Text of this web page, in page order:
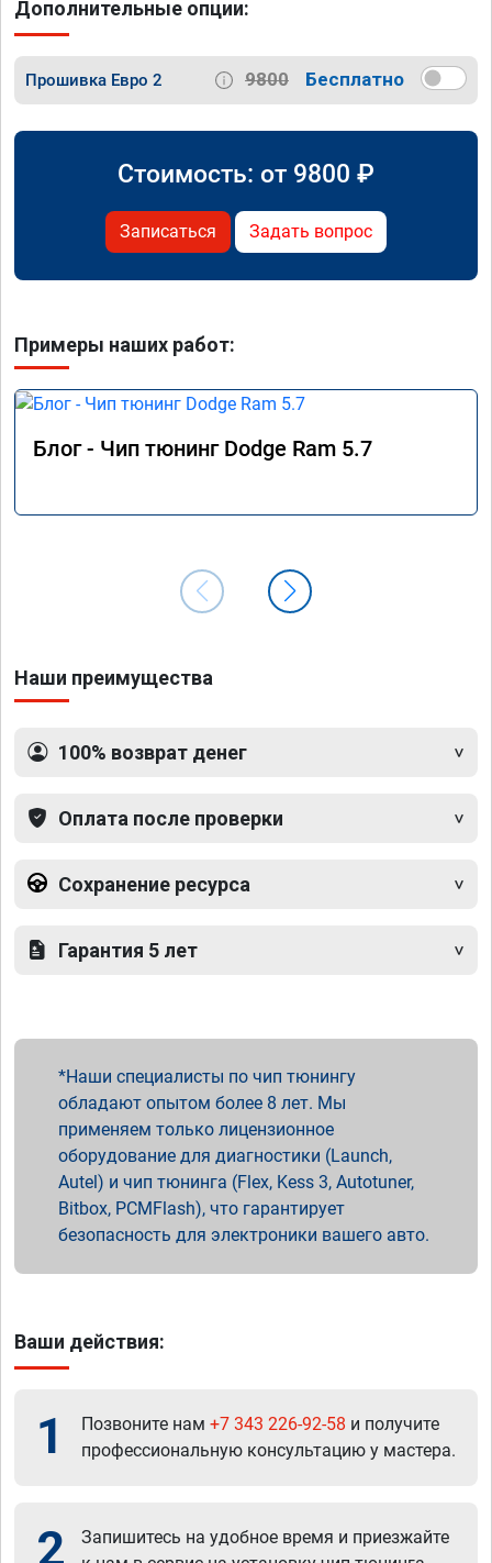
Дополнительные опции:
Прошивка Евро 2 9800 Бесплатно
Стоимость: от 9800 ₽
Записаться Задать вопрос
Примеры наших работ:
Блог - Чип тюнинг Dodge Ram 5.7
Наши преимущества
100% возврат денег
Оплата после проверки
Сохранение ресурса
Гарантия 5 лет
Наши специалисты по чип тюнингу
обладают опытом более 8 лет. Мы
применяем только лицензионное
оборудование для диагностики (Launch,
Autel) и чип тюнинга (Flex, Kess 3, Autotuner,
Bitbox, PCMFlash), что гарантирует
безопасность для электроники вашего авто.
Ваши действия:
1 Позвоните нам +7 343 226-92-58 и получите
профессиональную консультацию у мастера.
2
Запишитесь на удобное время и приезжайте